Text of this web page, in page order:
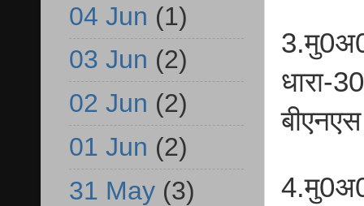
धारा-
04 Jun (1)
03 Jun (2)
02 Jun (2)
01 Jun (2)
31 May (3)